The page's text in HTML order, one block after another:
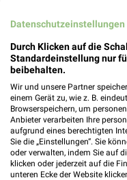
208,63 km
Brücken-
Brückenstr.
09322 Penig
182,89 km
Datenschutzeinstellungen
Durch Klicken auf die
Standardeinstellung nur
beibehalten.
Wir und unsere Partner
einem Gerät zu, wie z. B.
Browserspeichern, um
Anbieter verarbeiten Ihre
aufgrund eines berechtigten
Sie die „Einstellungen“. Sie
oder verwalten, indem Sie auf
klicken oder jederzeit auf die
unteren Ecke der Website